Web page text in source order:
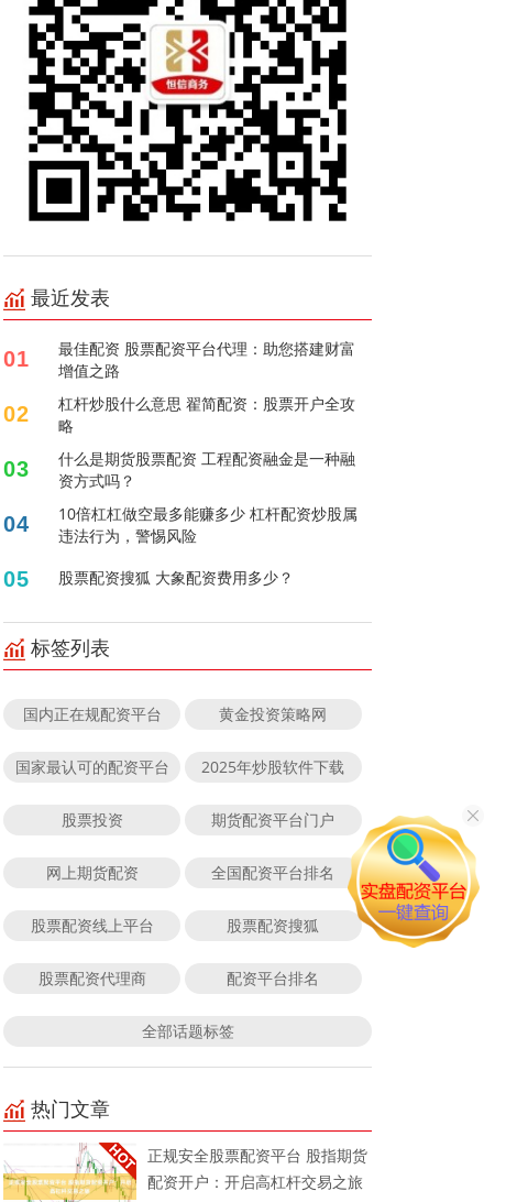
最近发表
01
最佳配资 股票配资平台代理：助您搭建财富
增值之路
02
杠杆炒股什么意思 翟简配资：股票开户全攻
略
03
什么是期货股票配资 工程配资融金是一种融
资方式吗？
04
10倍杠杠做空最多能赚多少 杠杆配资炒股属
违法行为，警惕风险
05 股票配资搜狐 大象配资费用多少？
标签列表
国内正在规配资平台 黄金投资策略网
国家最认可的配资平台 2025年炒股软件下载
股票投资 期货配资平台门户
网上期货配资 全国配资平台排名
股票配资线上平台 股票配资搜狐
股票配资代理商 配资平台排名
全部话题标签
热门文章
正规安全股票配资平台 股指期货
配资开户：开启高杠杆交易之旅